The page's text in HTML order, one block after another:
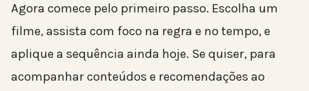
Agora comece pelo primeiro passo. Escolha um
filme, assista com foco na regra e no tempo, e
aplique a sequência ainda hoje. Se quiser, para
acompanhar conteúdos e recomendações ao